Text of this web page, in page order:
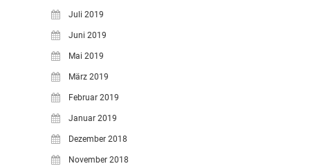
Juli 2019
Juni 2019
Mai 2019
März 2019
Februar 2019
Januar 2019
Dezember 2018
November 2018